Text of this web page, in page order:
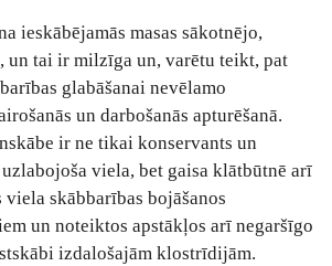
ieskābējamās masas sākotnējo,
un tai ir milzīga un, varētu teikt, pat
glabāšanai nevēlamo
un darbošanās apturēšanā.
ir ne tikai konservants un
viela, bet gaisa klātbūtnē arī
skābbarības bojāšanos
un noteiktos apstākļos arī negaršīgo
izdalošajām klostrīdijām.